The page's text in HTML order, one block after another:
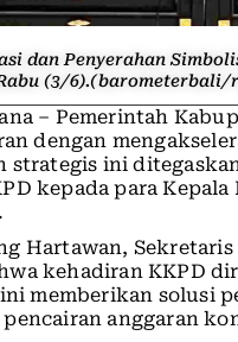
dan Penyerahan
(3/6).(barometerbali/
– Pemerintah
dengan
strategis ini
kepada para
Hartawan,
kehadiran KKPD
memberikan solusi
anggaran